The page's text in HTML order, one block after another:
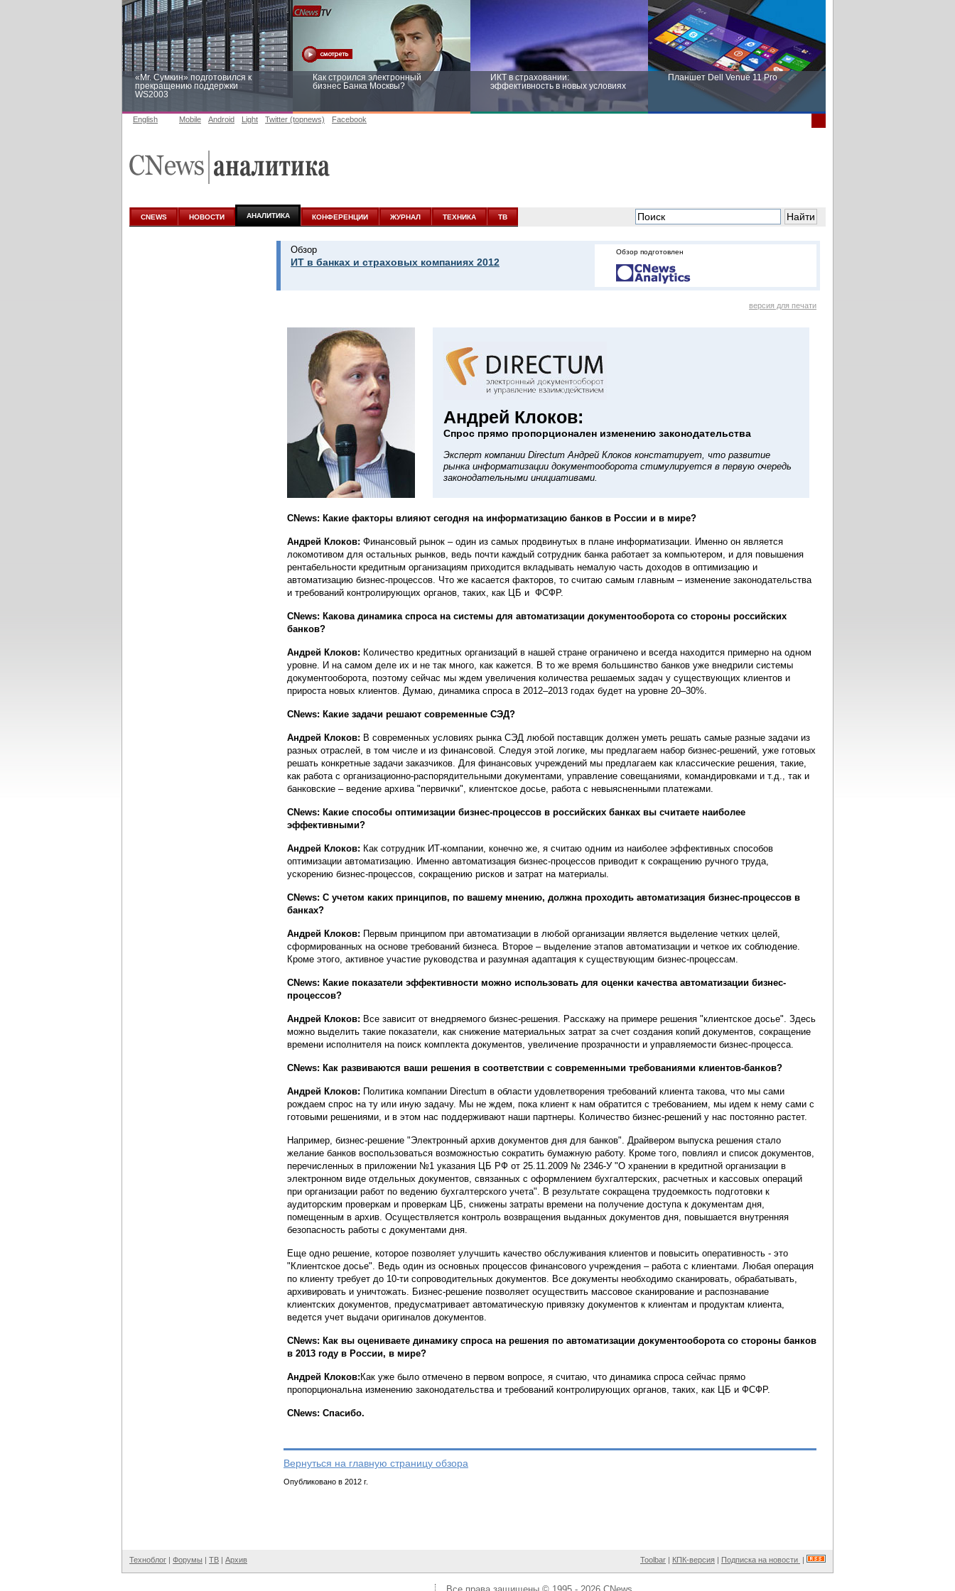
«Mr. Сумкин» подготовился к
прекращению поддержки
WS2003
Как строился электронный
бизнес Банка Москвы?
ИКТ в страховании:
эффективность в новых условиях
Планшет Dell Venue 11 Pro
аналитике
новых условиях
English Mobile Android Light Twitter (topnews) Facebook
CNEWS НОВОСТИ АНАЛИТИКА КОНФЕРЕНЦИИ ЖУРНАЛ ТЕХНИКА ТВ
Обзор
ИТ в банках и страховых компаниях 2012
Обзор подготовлен
версия для печати
Андрей Клоков:
Спрос прямо пропорционален изменению законодательства
Эксперт компании Directum Андрей Клоков констатирует, что развитие
рынка информатизации документооборота стимулируется в первую очередь
законодательными инициативами.
CNews: Какие факторы влияют сегодня на информатизацию банков в России и в мире?
Андрей Клоков: Финансовый рынок – один из самых продвинутых в плане информатизации. Именно он является
локомотивом для остальных рынков, ведь почти каждый сотрудник банка работает за компьютером, и для повышения
рентабельности кредитным организациям приходится вкладывать немалую часть доходов в оптимизацию и
автоматизацию бизнес-процессов. Что же касается факторов, то считаю самым главным – изменение законодательства
и требований контролирующих органов, таких, как ЦБ и ФСФР.
CNews: Какова динамика спроса на системы для автоматизации документооборота со стороны российских
банков?
Андрей Клоков: Количество кредитных организаций в нашей стране ограничено и всегда находится примерно на одном
уровне. И на самом деле их и не так много, как кажется. В то же время большинство банков уже внедрили системы
документооборота, поэтому сейчас мы ждем увеличения количества решаемых задач у существующих клиентов и
прироста новых клиентов. Думаю, динамика спроса в 2012–2013 годах будет на уровне 20–30%.
CNews: Какие задачи решают современные СЭД?
Андрей Клоков: В современных условиях рынка СЭД любой поставщик должен уметь решать самые разные задачи из
разных отраслей, в том числе и из финансовой. Следуя этой логике, мы предлагаем набор бизнес-решений, уже готовых
решать конкретные задачи заказчиков. Для финансовых учреждений мы предлагаем как классические решения, такие,
как работа с организационно-распорядительными документами, управление совещаниями, командировками и т.д., так и
банковские – ведение архива "первички", клиентское досье, работа с невыясненными платежами.
CNews: Какие способы оптимизации бизнес-процессов в российских банках вы считаете наиболее
эффективными?
Андрей Клоков: Как сотрудник ИТ-компании, конечно же, я считаю одним из наиболее эффективных способов
оптимизации автоматизацию. Именно автоматизация бизнес-процессов приводит к сокращению ручного труда,
ускорению бизнес-процессов, сокращению рисков и затрат на материалы.
CNews: С учетом каких принципов, по вашему мнению, должна проходить автоматизация бизнес-процессов в
банках?
Андрей Клоков: Первым принципом при автоматизации в любой организации является выделение четких целей,
сформированных на основе требований бизнеса. Второе – выделение этапов автоматизации и четкое их соблюдение.
Кроме этого, активное участие руководства и разумная адаптация к существующим бизнес-процессам.
CNews: Какие показатели эффективности можно использовать для оценки качества автоматизации бизнес-
процессов?
Андрей Клоков: Все зависит от внедряемого бизнес-решения. Расскажу на примере решения "клиентское досье". Здесь
можно выделить такие показатели, как снижение материальных затрат за счет создания копий документов, сокращение
времени исполнителя на поиск комплекта документов, увеличение прозрачности и управляемости бизнес-процесса.
CNews: Как развиваются ваши решения в соответствии с современными требованиями клиентов-банков?
Андрей Клоков: Политика компании Directum в области удовлетворения требований клиента такова, что мы сами
рождаем спрос на ту или иную задачу. Мы не ждем, пока клиент к нам обратится с требованием, мы идем к нему сами с
готовыми решениями, и в этом нас поддерживают наши партнеры. Количество бизнес-решений у нас постоянно растет.
Например, бизнес-решение "Электронный архив документов дня для банков". Драйвером выпуска решения стало
желание банков воспользоваться возможностью сократить бумажную работу. Кроме того, повлиял и список документов,
перечисленных в приложении №1 указания ЦБ РФ от 25.11.2009 № 2346-У "О хранении в кредитной организации в
электронном виде отдельных документов, связанных с оформлением бухгалтерских, расчетных и кассовых операций
при организации работ по ведению бухгалтерского учета". В результате сокращена трудоемкость подготовки к
аудиторским проверкам и проверкам ЦБ, снижены затраты времени на получение доступа к документам дня,
помещенным в архив. Осуществляется контроль возвращения выданных документов дня, повышается внутренняя
безопасность работы с документами дня.
Еще одно решение, которое позволяет улучшить качество обслуживания клиентов и повысить оперативность - это
"Клиентское досье". Ведь один из основных процессов финансового учреждения – работа с клиентами. Любая операция
по клиенту требует до 10-ти сопроводительных документов. Все документы необходимо сканировать, обрабатывать,
архивировать и уничтожать. Бизнес-решение позволяет осуществить массовое сканирование и распознавание
клиентских документов, предусматривает автоматическую привязку документов к клиентам и продуктам клиента,
ведется учет выдачи оригиналов документов.
CNews: Как вы оцениваете динамику спроса на решения по автоматизации документооборота со стороны банков
в 2013 году в России, в мире?
Андрей Клоков: Как уже было отмечено в первом вопросе, я считаю, что динамика спроса сейчас прямо
пропорциональна изменению законодательства и требований контролирующих органов, таких, как ЦБ и ФСФР.
CNews: Спасибо.
Вернуться на главную страницу обзора
Опубликовано в 2012 г.
Техноблог | Форумы | ТВ | Архив Toolbar | КПК-версия | Подписка на новости |